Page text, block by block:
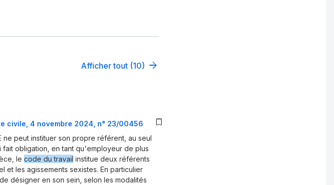
Afficher tout (10)
civile, 4 novembre 2024, n° 23/00456
ne peut instituer son propre référent, au seul
fait obligation, en tant qu'employeur de plus
le code du travail institue deux référents
et les agissements sexistes. En particulier
désigner en son sein, selon les modalités